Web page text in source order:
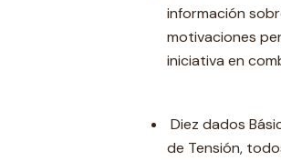
información
motivaciones
iniciativa en
Diez dados
de Tensión,